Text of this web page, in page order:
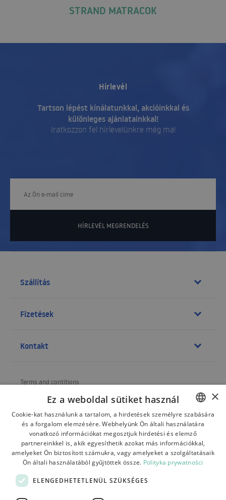
STRAND MATRACOK
Hírlevél
Tartson lépést kínálatunkkal, akcióinkkal és
különleges ajánlatainkkal!
Iratkozzon fel hírlevelünkre még ma!
HÍRLEVÉL MEGRENDELÉS
Szállítás
Fizetések
Kontakt
Terms and contitions
Shipping
Refund and warranty
Payments
Contact
POLISH
BULGARIAN
CZECH
×
Ez a weboldal sütiket használ
Cookie-kat használunk a tartalom, a hirdetések személyre szabására
és a forgalom elemzésére. Webhelyünk Ön általi használatára
vonatkozó információkat megosztjuk hirdetési és elemző
partnereinkkel is, akik egyesíthetik azokat más információkkal,
amelyeket Ön biztosított számukra, vagy amelyeket a szolgáltatásaik
Ön általi használatából gyűjtöttek össze. Polityka prywatności
ELENGEDHETETLENÜL SZÜKSÉGES